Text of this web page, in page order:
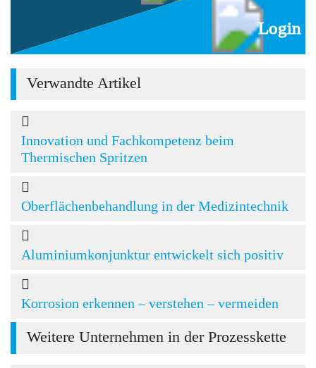
Login
Verwandte Artikel
Innovation und Fachkompetenz beim
Thermischen Spritzen
Oberflächenbehandlung in der Medizintechnik
Aluminiumkonjunktur entwickelt sich positiv
Korrosion erkennen – verstehen – vermeiden
Weitere Unternehmen in der Prozesskette